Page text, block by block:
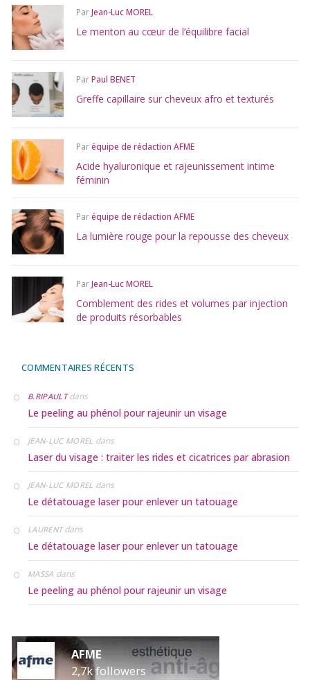
ParJean-Luc MOREL
Le menton au cœur de l’équilibre facial
ParPaul BENET
Greffe capillaire sur cheveux afro et texturés
Paréquipe de rédaction AFME
Acide hyaluronique et rajeunissement intime
féminin
Paréquipe de rédaction AFME
La lumière rouge pour la repousse des cheveux
ParJean-Luc MOREL
Comblement des rides et volumes par injection
de produits résorbables
COMMENTAIRES RÉCENTS
B.RIPAULTdans
Le peeling au phénol pour rajeunir un visage
JEAN-LUC MOREL dans
Laser du visage : traiter les rides et cicatrices par abrasion
JEAN-LUC MOREL dans
Le détatouage laser pour enlever un tatouage
LAURENTdans
Le détatouage laser pour enlever un tatouage
MASSA dans
Le peeling au phénol pour rajeunir un visage
AFME
2,7k followers